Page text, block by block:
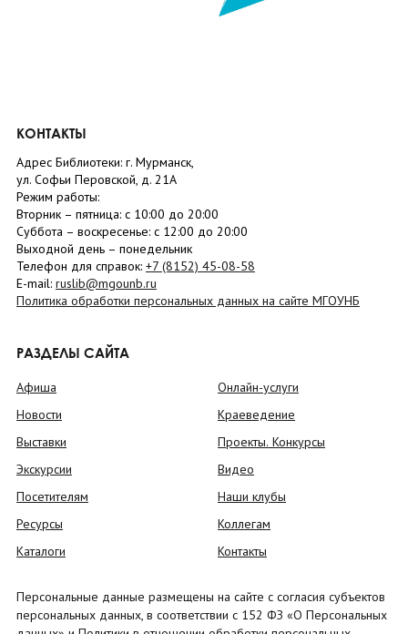
КОНТАКТЫ
Адрес Библиотеки: г. Мурманск,
ул. Софьи Перовской, д. 21А
Режим работы:
Вторник – пятница: с 10:00 до 20:00
Суббота – воскресенье: c 12:00 до 20:00
Выходной день – понедельник
Телефон для справок: +7 (8152) 45-08-58
E-mail: ruslib@mgounb.ru
Политика обработки персональных данных на сайте МГОУНБ
РАЗДЕЛЫ САЙТА
Афиша
Новости
Выставки
Экскурсии
Посетителям
Ресурсы
Каталоги
Онлайн-услуги
Краеведение
Проекты. Конкурсы
Видео
Наши клубы
Коллегам
Контакты
Персональные данные размещены на сайте с согласия субъектов
персональных данных, в соответствии с 152 ФЗ «О Персональных